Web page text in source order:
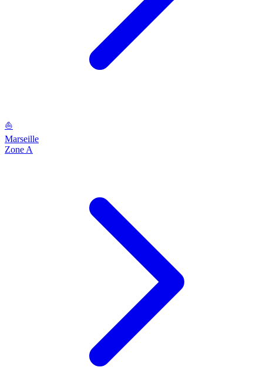
⛵
Marseille
Zone A